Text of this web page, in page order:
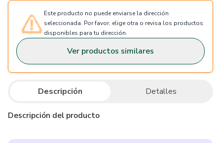
Este producto no puede enviarse la dirección
seleccionada. Por favor, elige otra o revisa los productos
disponibles para tu dirección.
Ver productos similares
Descripción Detalles
Descripción del producto